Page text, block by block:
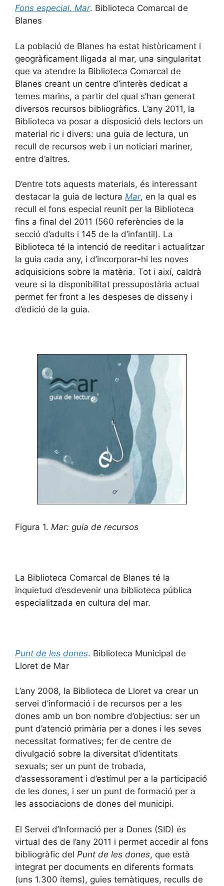
Fons especial. Mar. Biblioteca Comarcal de
Blanes
La població de Blanes ha estat històricament i
geogràficament lligada al mar, una singularitat
que va atendre la Biblioteca Comarcal de
Blanes creant un centre d’interès dedicat a
temes marins, a partir del qual s’han generat
diversos recursos bibliogràfics. L’any 2011, la
Biblioteca va posar a disposició dels lectors un
material ric i divers: una guia de lectura, un
recull de recursos web i un noticiari mariner,
entre d’altres.
D’entre tots aquests materials, és interessant
destacar la guia de lectura Mar, en la qual es
recull el fons especial reunit per la Biblioteca
fins a final del 2011 (560 referències de la
secció d’adults i 145 de la d’infantil). La
Biblioteca té la intenció de reeditar i actualitzar
la guia cada any, i d’incorporar-hi les noves
adquisicions sobre la matèria. Tot i així, caldrà
veure si la disponibilitat pressupostària actual
permet fer front a les despeses de disseny i
d’edició de la guia.
Figura 1. Mar: guia de recursos
La Biblioteca Comarcal de Blanes té la
inquietud d’esdevenir una biblioteca pública
especialitzada en cultura del mar.
Punt de les dones. Biblioteca Municipal de
Lloret de Mar
L’any 2008, la Biblioteca de Lloret va crear un
servei d’informació i de recursos per a les
dones amb un bon nombre d’objectius: ser un
punt d’atenció primària per a dones i les seves
necessitat formatives; fer de centre de
divulgació sobre la diversitat d’identitats
sexuals; ser un punt de trobada,
d’assessorament i d’estímul per a la participació
de les dones, i ser un punt de formació per a
les associacions de dones del municipi.
El Servei d’Informació per a Dones (SID) és
virtual des de l’any 2011 i permet accedir al fons
bibliogràfic del Punt de les dones, que està
integrat per documents en diferents formats
(uns 1.300 ítems), guies temàtiques, reculls de